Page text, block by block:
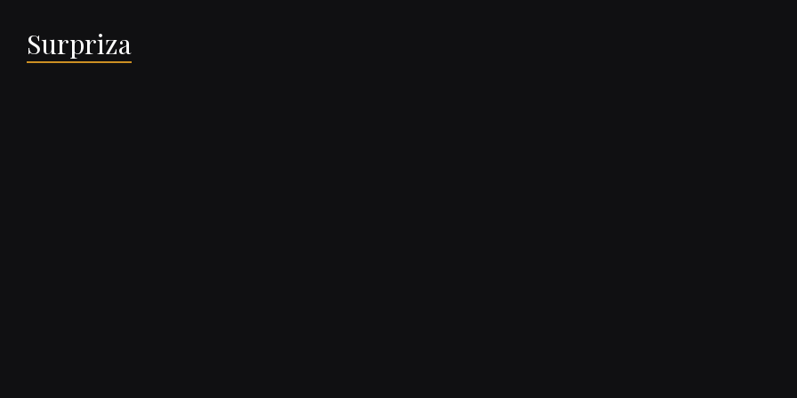
Surpriza